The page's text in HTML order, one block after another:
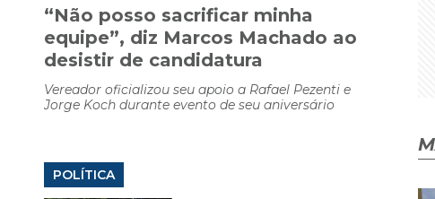
“Não posso sacrificar minha
equipe”, diz Marcos Machado ao
desistir de candidatura
Vereador oficializou seu apoio a Rafael Pezenti e
Jorge Koch durante evento de seu aniversário
POLÍTICA